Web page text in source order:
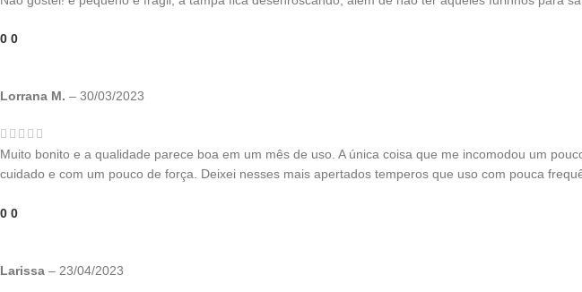
0 0
Lorrana M. – 30/03/2023
Muito bonito e a qualidade parece boa em um mês de uso. A única coisa que me incomodou um
cuidado e com um pouco de força. Deixei nesses mais apertados temperos que uso com pouca
0 0
Larissa – 23/04/2023